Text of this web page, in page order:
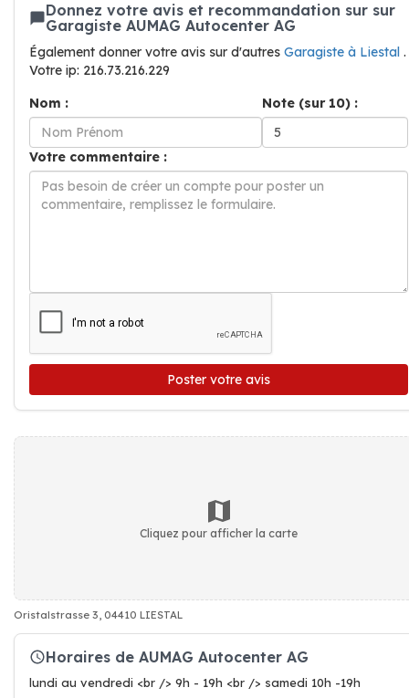
Donnez votre avis et recommandation sur sur
Garagiste AUMAG Autocenter AG
Également donner votre avis sur d'autres Garagiste à Liestal .
Votre ip: 216.73.216.229
Nom :
Note (sur 10) :
Votre commentaire :
Poster votre avis
Cliquez pour afficher la carte
Oristalstrasse 3, 04410 LIESTAL
Horaires de AUMAG Autocenter AG
lundi au vendredi <br /> 9h - 19h <br /> samedi 10h -19h